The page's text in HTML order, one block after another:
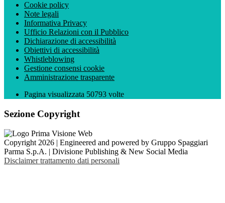
Cookie policy
Note legali
Informativa Privacy
Ufficio Relazioni con il Pubblico
Dichiarazione di accessibilità
Obiettivi di accessibilità
Whistleblowing
Gestione consensi cookie
Amministrazione trasparente
Pagina visualizzata 50793 volte
Sezione Copyright
Copyright 2026 | Engineered and powered by Gruppo Spaggiari
Parma S.p.A. | Divisione Publishing & New Social Media
Disclaimer trattamento dati personali